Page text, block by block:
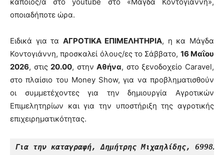
οποιαδήποτε ώρα.
Ειδικά για τα ΑΓΡΟΤΙΚΑ ΕΠΙΜΕΛΗΤΗΡΙΑ, η κα Μάγδα
Κοντογιάννη, προσκαλεί όλους/ες το Σάββατο, 16 Μαΐου
2026, στις20.00, στηνΑθήνα, στο ξενοδοχείο Caravel,
στο πλαίσιο του Money Show, για να προβληματισθούν
οι συμμετέχοντες για την δημιουργία Αγροτικών
Επιμελητηρίων και για την υποστήριξη της αγροτικής
επιχειρηματικότητας.
Για την καταγραφή, Δημήτρης Μιχαηλίδης,